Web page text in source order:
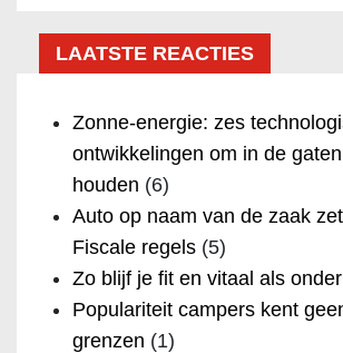
LAATSTE REACTIES
Zonne-energie: zes
ontwikkelingen om in de
houden (6)
Auto op naam van de zaak
Fiscale regels (5)
Zo blijf je fit en vitaal als
Populariteit campers kent
grenzen (1)